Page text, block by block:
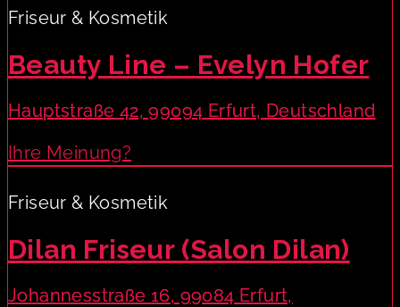
Friseur & Kosmetik
Beauty Line – Evelyn Hofer
Hauptstraße 42, 99094 Erfurt, Deutschland
Ihre Meinung?
Friseur & Kosmetik
Dilan Friseur (Salon Dilan)
Johannesstraße 16, 99084 Erfurt,